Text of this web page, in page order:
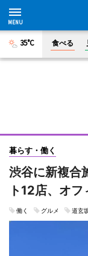
35°C 食べる
暮らす・働く
渋谷に新複
ト12店、オ
働く グルメ 道玄